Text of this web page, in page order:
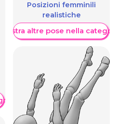
Posizioni femminili
realistiche
Mostra altre pose nella